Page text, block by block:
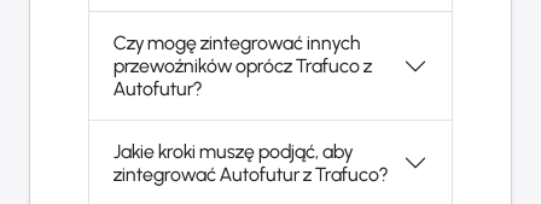
Czy mogę zintegrować innych
przewoźników oprócz Trafuco z
Autofutur?
Jakie kroki muszę podjąć, aby
zintegrować Autofutur z Trafuco?